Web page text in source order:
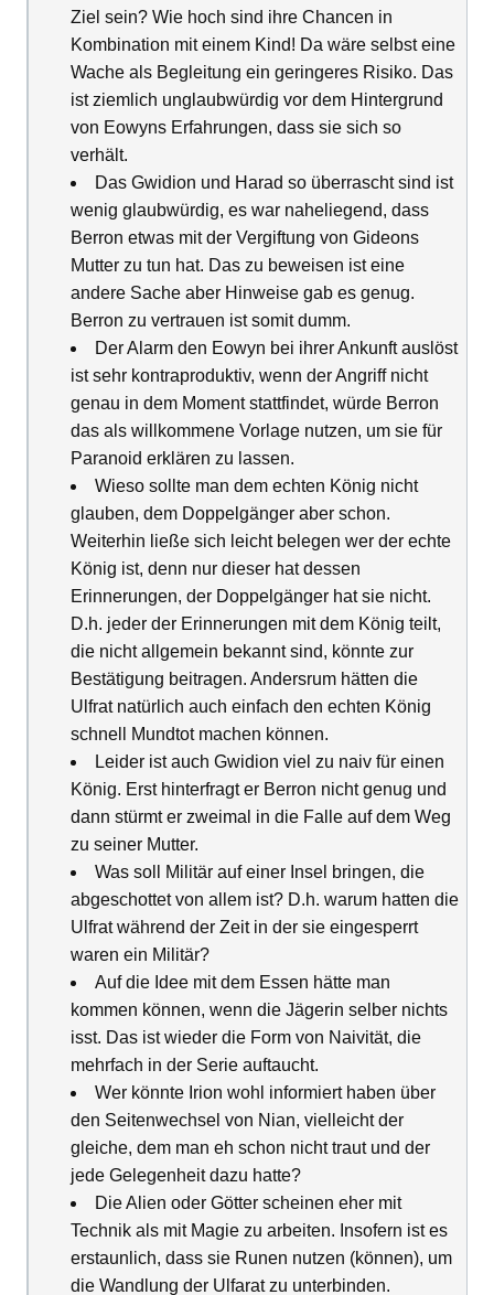
Ziel sein? Wie hoch sind ihre Chancen in
Kombination mit einem Kind! Da wäre selbst eine
Wache als Begleitung ein geringeres Risiko. Das
ist ziemlich unglaubwürdig vor dem Hintergrund
von Eowyns Erfahrungen, dass sie sich so
verhält.
Das Gwidion und Harad so überrascht sind ist
wenig glaubwürdig, es war naheliegend, dass
Berron etwas mit der Vergiftung von Gideons
Mutter zu tun hat. Das zu beweisen ist eine
andere Sache aber Hinweise gab es genug.
Berron zu vertrauen ist somit dumm.
Der Alarm den Eowyn bei ihrer Ankunft auslöst
ist sehr kontraproduktiv, wenn der Angriff nicht
genau in dem Moment stattfindet, würde Berron
das als willkommene Vorlage nutzen, um sie für
Paranoid erklären zu lassen.
Wieso sollte man dem echten König nicht
glauben, dem Doppelgänger aber schon.
Weiterhin ließe sich leicht belegen wer der echte
König ist, denn nur dieser hat dessen
Erinnerungen, der Doppelgänger hat sie nicht.
D.h. jeder der Erinnerungen mit dem König teilt,
die nicht allgemein bekannt sind, könnte zur
Bestätigung beitragen. Andersrum hätten die
Ulfrat natürlich auch einfach den echten König
schnell Mundtot machen können.
Leider ist auch Gwidion viel zu naiv für einen
König. Erst hinterfragt er Berron nicht genug und
dann stürmt er zweimal in die Falle auf dem Weg
zu seiner Mutter.
Was soll Militär auf einer Insel bringen, die
abgeschottet von allem ist? D.h. warum hatten die
Ulfrat während der Zeit in der sie eingesperrt
waren ein Militär?
Auf die Idee mit dem Essen hätte man
kommen können, wenn die Jägerin selber nichts
isst. Das ist wieder die Form von Naivität, die
mehrfach in der Serie auftaucht.
Wer könnte Irion wohl informiert haben über
den Seitenwechsel von Nian, vielleicht der
gleiche, dem man eh schon nicht traut und der
jede Gelegenheit dazu hatte?
Die Alien oder Götter scheinen eher mit
Technik als mit Magie zu arbeiten. Insofern ist es
erstaunlich, dass sie Runen nutzen (können), um
die Wandlung der Ulfarat zu unterbinden.